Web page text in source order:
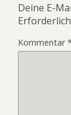
Deine E-
Kommentar